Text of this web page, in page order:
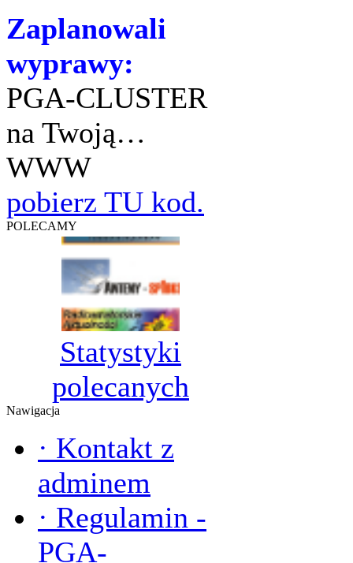
Zaplanowali
wyprawy:
PGA-CLUSTER
na Twoją…
WWW
pobierz TU kod.
POLECAMY
Statystyki
polecanych
Nawigacja
· Kontakt z
adminem
· Regulamin -
PGA-